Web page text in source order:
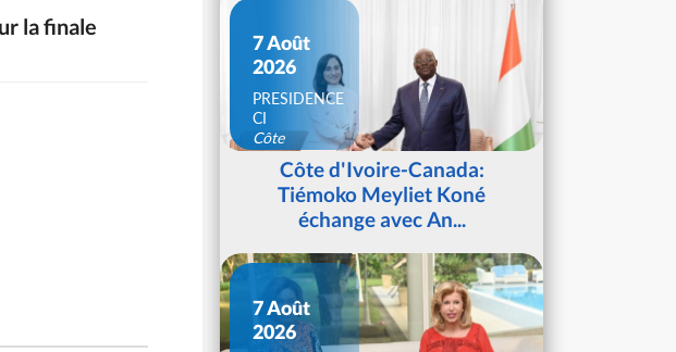
la finale
7 Août
2026
PRESIDENCE
CI
Côte
d'IvoireCôte d'Ivoire-Canada:
Tiémoko Meyliet Koné
échange avec An...
7 Août
2026